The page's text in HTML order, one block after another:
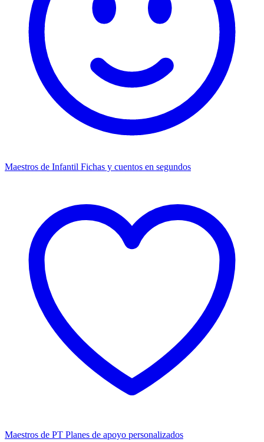
Maestros de Infantil Fichas y cuentos en segundos
Maestros de PT Planes de apoyo personalizados